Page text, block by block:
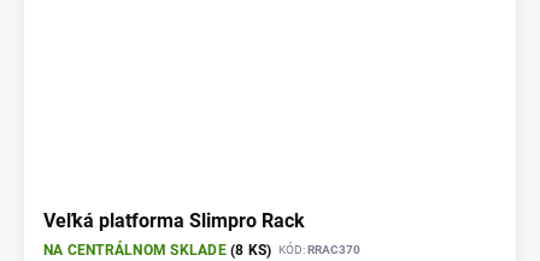
Veľká platforma Slimpro Rack
NA CENTRÁLNOM SKLADE(8 KS) KÓD: RRAC370